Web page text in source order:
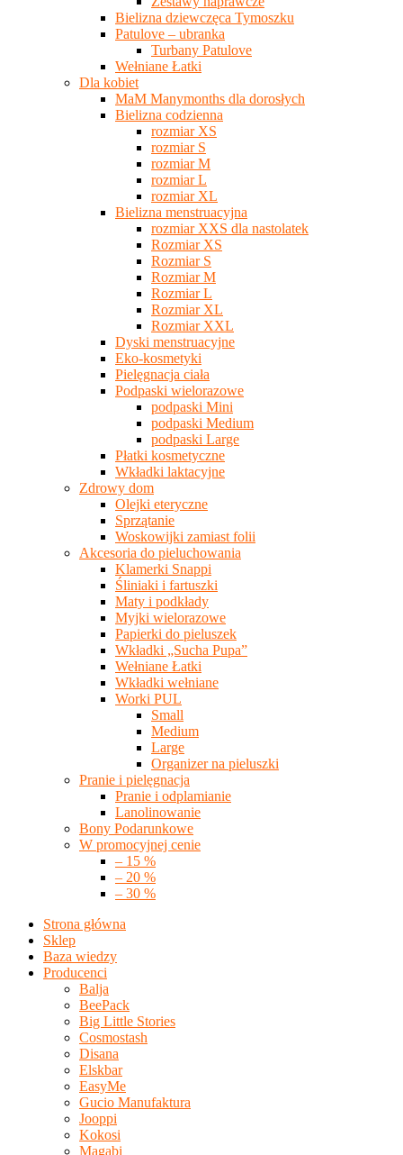
Bielizna dziewczęca Tymoszku
Patulove – ubranka
Turbany Patulove
Wełniane Łatki
Dla kobiet
MaM Manymonths dla dorosłych
Bielizna codzienna
rozmiar XS
rozmiar S
rozmiar M
rozmiar L
rozmiar XL
Bielizna menstruacyjna
rozmiar XXS dla nastolatek
Rozmiar XS
Rozmiar S
Rozmiar M
Rozmiar L
Rozmiar XL
Rozmiar XXL
Dyski menstruacyjne
Eko-kosmetyki
Pielęgnacja ciała
Podpaski wielorazowe
podpaski Mini
podpaski Medium
podpaski Large
Płatki kosmetyczne
Wkładki laktacyjne
Zdrowy dom
Olejki eteryczne
Sprzątanie
Woskowijki zamiast folii
Akcesoria do pieluchowania
Klamerki Snappi
Śliniaki i fartuszki
Maty i podkłady
Myjki wielorazowe
Papierki do pieluszek
Wkładki „Sucha Pupa”
Wełniane Łatki
Wkładki wełniane
Worki PUL
Small
Medium
Large
Organizer na pieluszki
Pranie i pielęgnacja
Pranie i odplamianie
Lanolinowanie
Bony Podarunkowe
W promocyjnej cenie
– 15 %
– 20 %
– 30 %
Strona główna
Sklep
Baza wiedzy
Producenci
Balja
BeePack
Big Little Stories
Cosmostash
Disana
Elskbar
EasyMe
Gucio Manufaktura
Jooppi
Kokosi
Magabi